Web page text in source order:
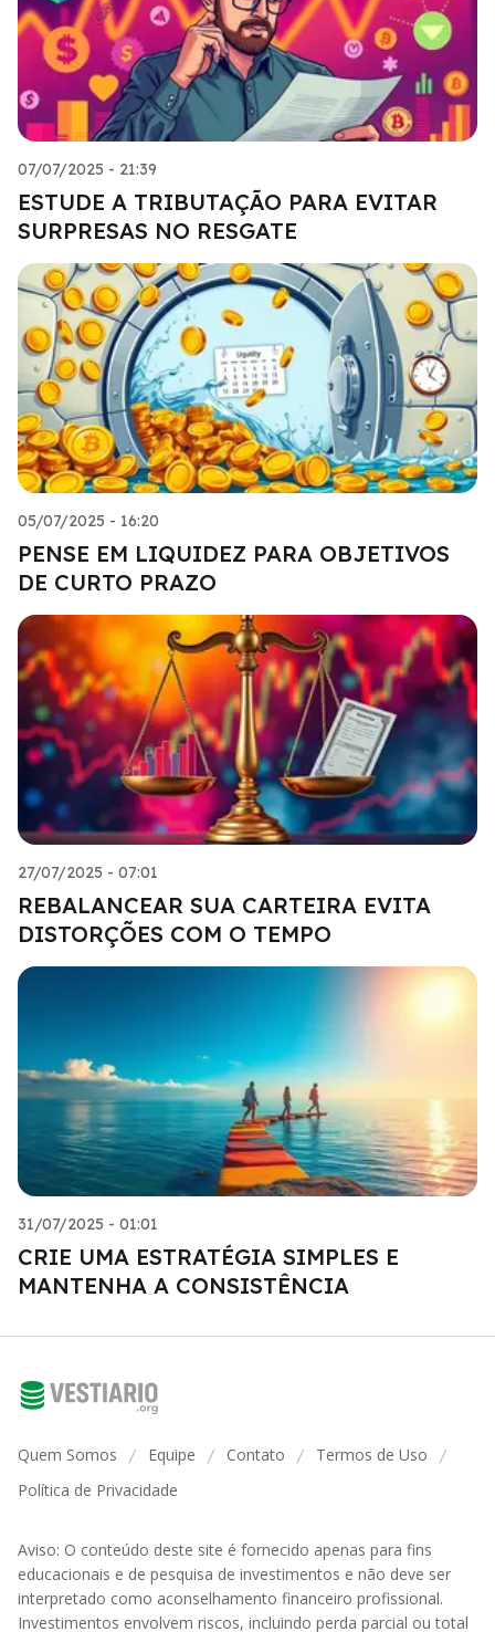
07/07/2025 - 21:39
ESTUDE A TRIBUTAÇÃO PARA EVITAR
SURPRESAS NO RESGATE
05/07/2025 - 16:20
PENSE EM LIQUIDEZ PARA OBJETIVOS
DE CURTO PRAZO
27/07/2025 - 07:01
REBALANCEAR SUA CARTEIRA EVITA
DISTORÇÕES COM O TEMPO
31/07/2025 - 01:01
CRIE UMA ESTRATÉGIA SIMPLES E
MANTENHA A CONSISTÊNCIA
Quem Somos / Equipe / Contato / Termos de Uso /
Política de Privacidade
Aviso: O conteúdo deste site é fornecido apenas para fins
educacionais e de pesquisa de investimentos e não deve ser
interpretado como aconselhamento financeiro profissional.
Investimentos envolvem riscos, incluindo perda parcial ou total